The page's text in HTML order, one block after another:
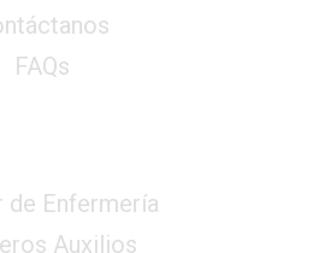
FAQs
de Enfermería
Auxilios